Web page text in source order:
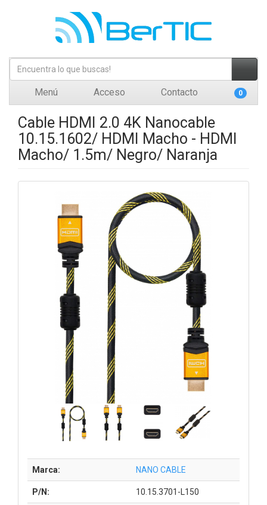
Menú Acceso Contacto 0
Cable HDMI 2.0 4K Nanocable
10.15.1602/ HDMI Macho - HDMI
Macho/ 1.5m/ Negro/ Naranja
Marca: NANO CABLE
P/N: 10.15.3701-L150